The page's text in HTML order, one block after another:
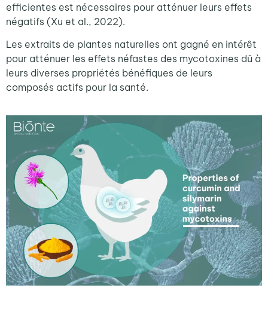
efficientes est nécessaires pour atténuer leurs effets
négatifs (Xu et al., 2022).
Les extraits de plantes naturelles ont gagné en intérêt
pour atténuer les effets néfastes des mycotoxines dû à
leurs diverses propriétés bénéfiques de leurs
composés actifs pour la santé.